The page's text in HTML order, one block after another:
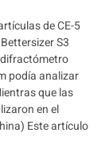
de CE-5
S3
podía analizar
que las
en el
Este artículo